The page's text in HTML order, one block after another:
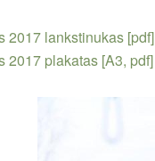
2017 lankstinukas [pdf]
2017 plakatas [A3, pdf]